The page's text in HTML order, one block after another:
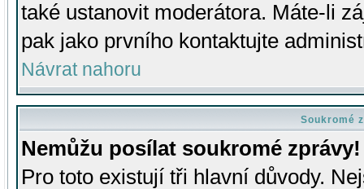
také ustanovit moderátora. Máte-li
pak jako prvního kontaktujte
Návrat nahoru
Soukromé
Nemůžu posílat soukromé zprávy!
Pro toto existují tři hlavní důvody.